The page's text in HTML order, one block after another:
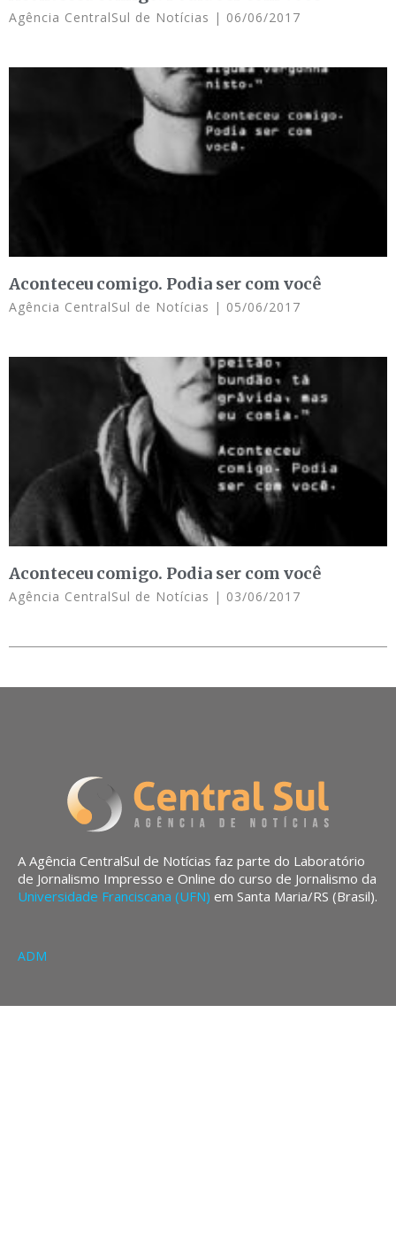
Agência CentralSul de Notícias 06/06/2017
Aconteceu comigo. Podia ser com você
Agência CentralSul de Notícias 05/06/2017
Aconteceu comigo. Podia ser com você
Agência CentralSul de Notícias 03/06/2017
A Agência CentralSul de Notícias faz parte do Laboratório
de Jornalismo Impresso e Online do curso de Jornalismo da
Universidade Franciscana (UFN) em Santa Maria/RS (Brasil).
ADM